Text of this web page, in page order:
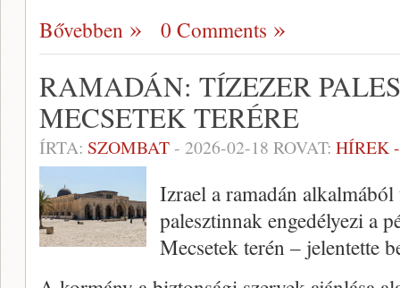
Bővebben
0 Comments
RAMADÁN: TÍZEZER
MECSETEK TERÉRE
ÍRTA: SZOMBAT- 2026-02-18 ROVAT: HÍREK
Izrael a ramadán
palesztinnak engedélyezi a
Mecsetek terén – jelentette